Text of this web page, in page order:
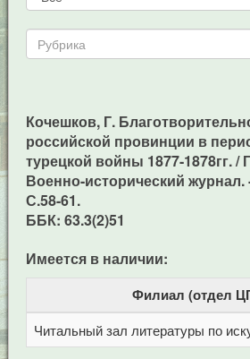
Кочешков, Г.
российской провинции в
турецкой войны 1877-1878гг. /
Военно-исторический журнал.
С.58-61.
ББК: 63.3(2)51
Имеется в наличии:
Филиал (отдел
Читальный зал литературы по